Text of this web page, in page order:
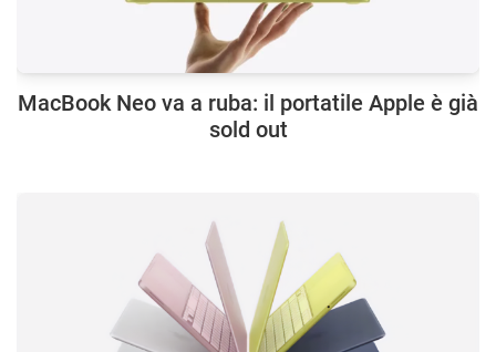
MacBook Neo va a ruba: il portatile Apple è già
sold out